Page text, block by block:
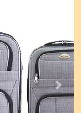
Next